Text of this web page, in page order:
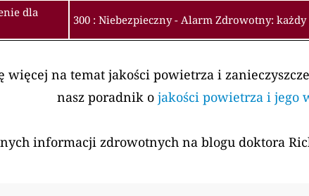
dla
300 : Niebezpieczny - Alarm Zdrowotny:
więcej na temat jakości powietrza i
nasz poradnik o jakości powietrza i jego
informacji zdrowotnych na blogu doktora